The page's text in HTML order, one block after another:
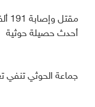
أحدث حصيلة حوثية
جماعة الحوثي